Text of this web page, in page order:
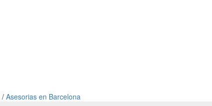
/ Asesorias en Barcelona